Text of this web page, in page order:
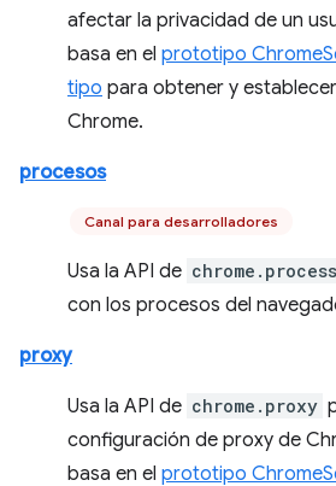
afectar la privacidad de un
basa en el prototipo
tipo para obtener y
Chrome.
procesos
Canal para desarrolladores
Usa la API de
con los procesos del
proxy
Usa la API de chrome.proxy
configuración de proxy de
basa en el prototipo